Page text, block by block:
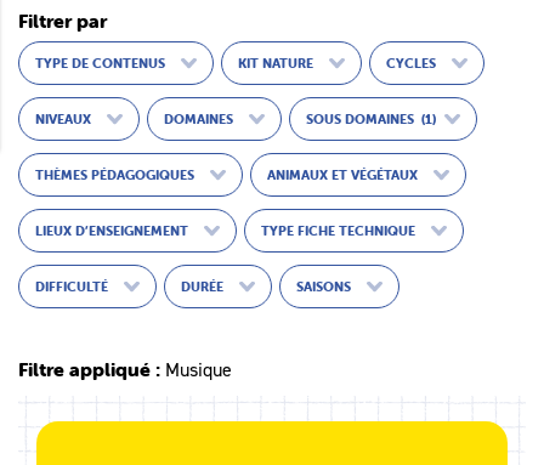
Filtrer par
TYPE DE CONTENUS KIT NATURE CYCLES
NIVEAUX DOMAINES SOUS DOMAINES (1)
THÈMES PÉDAGOGIQUES ANIMAUX ET VÉGÉTAUX
LIEUX D’ENSEIGNEMENT TYPE FICHE TECHNIQUE
DIFFICULTÉ DURÉE SAISONS
Filtre appliqué : Musique